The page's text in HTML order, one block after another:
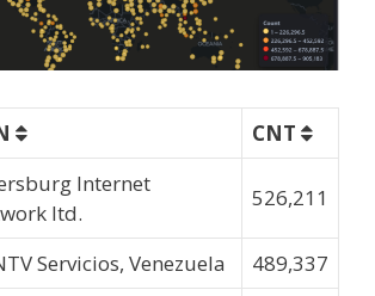
CNT
Internet
ltd.
526,211
Servicios, Venezuela
489,337